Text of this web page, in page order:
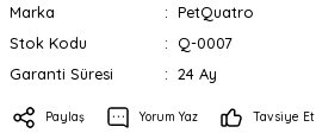
Marka
PetQuatro
Stok Kodu
Q-0007
Garanti Süresi
24 Ay
Paylaş Yorum Yaz Tavsiye Et